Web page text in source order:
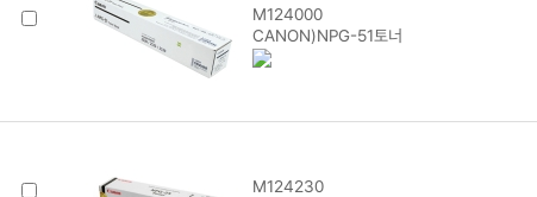
M124000
CANON)NPG-51토너
M124230